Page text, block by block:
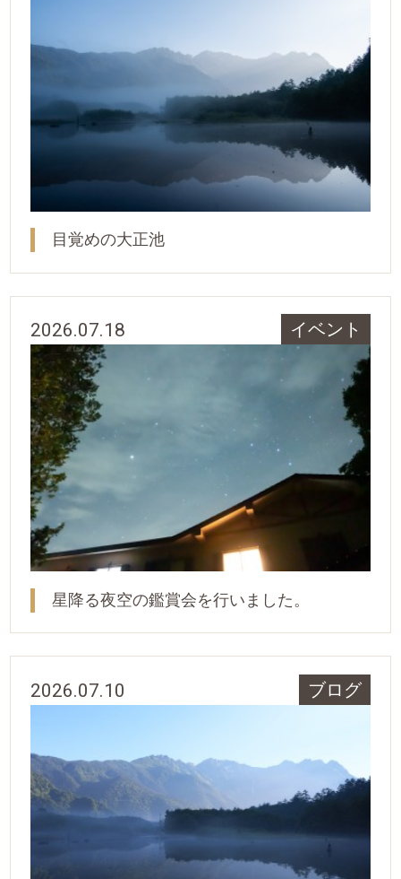
目覚めの大正池
2026.07.18 イベント
星降る夜空の鑑賞会を行いました。
2026.07.10 ブログ